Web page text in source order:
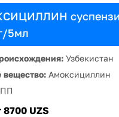
5мл
Узбекистан
вещество: Амоксициллин
8700 UZS